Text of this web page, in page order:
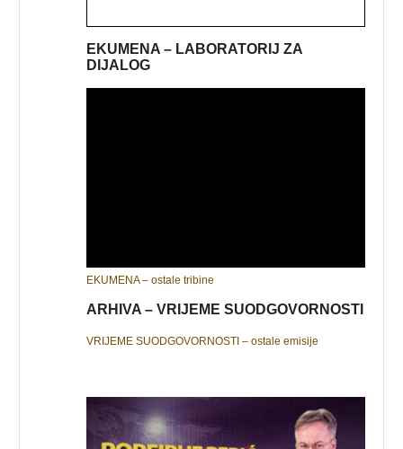
EKUMENA – LABORATORIJ ZA
DIJALOG
EKUMENA – ostale tribine
ARHIVA – VRIJEME SUODGOVORNOSTI
VRIJEME SUODGOVORNOSTI – ostale emisije